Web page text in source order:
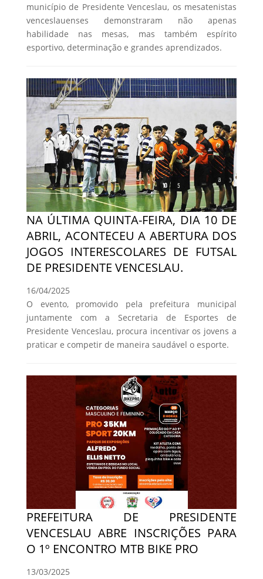
município de Presidente Venceslau, os mesatenistas
venceslauenses demonstraram não apenas
habilidade nas mesas, mas também espírito
esportivo, determinação e grandes aprendizados.
NA ÚLTIMA QUINTA-FEIRA, DIA 10 DE
ABRIL, ACONTECEU A ABERTURA DOS
JOGOS INTERESCOLARES DE FUTSAL
DE PRESIDENTE VENCESLAU.
16/04/2025
O evento, promovido pela prefeitura municipal
juntamente com a Secretaria de Esportes de
Presidente Venceslau, procura incentivar os jovens a
praticar e competir de maneira saudável o esporte.
PREFEITURA DE PRESIDENTE
VENCESLAU ABRE INSCRIÇÕES PARA
O 1º ENCONTRO MTB BIKE PRO
13/03/2025